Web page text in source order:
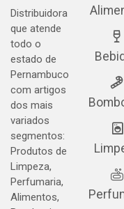
Distribuidora
que atende
todo o
estado de
Pernambuco
com artigos
dos mais
variados
segmentos:
Produtos de
Limpeza,
Perfumaria,
Alimentos,